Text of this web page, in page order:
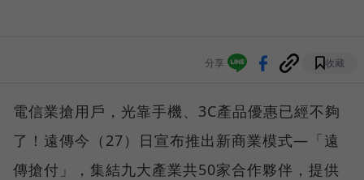
分享 收藏
電信業搶用戶，光靠手機、3C產品優惠已經不夠
了！遠傳今（27）日宣布推出新商業模式—「遠
傳搶付」，集結九大產業共50家合作夥伴，提供